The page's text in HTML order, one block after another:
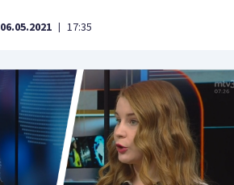
06.05.2021 | 17:35